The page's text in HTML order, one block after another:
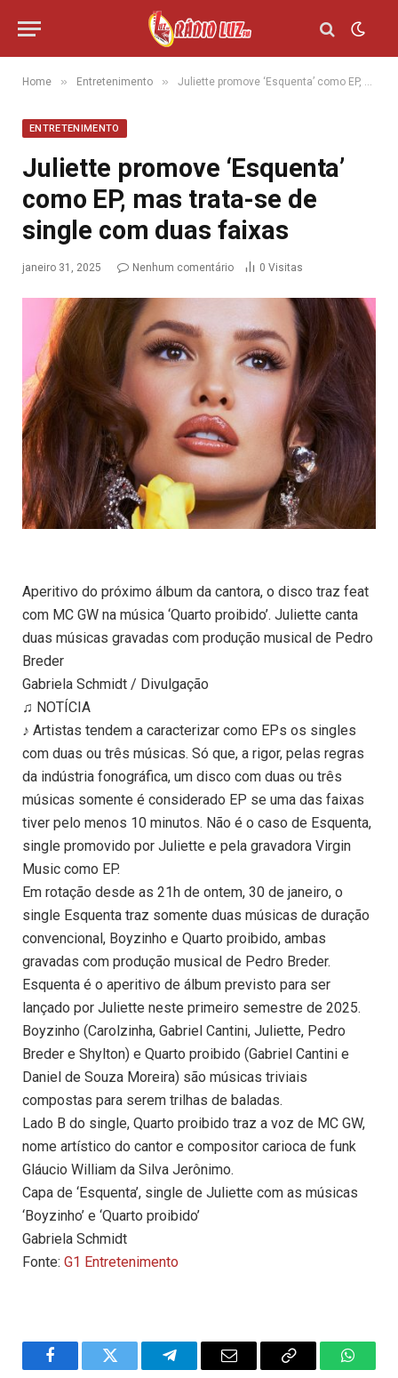
Home » Entretenimento » Juliette promove ‘Esquenta’ como EP, mas trata-se de single com duas faixas
ENTRETENIMENTO
Juliette promove ‘Esquenta’
como EP, mas trata-se de
single com duas faixas
janeiro 31, 2025 Nenhum comentário 0 Visitas
Aperitivo do próximo álbum da cantora, o disco traz feat
com MC GW na música ‘Quarto proibido’. Juliette canta
duas músicas gravadas com produção musical de Pedro
Breder
Gabriela Schmidt / Divulgação
♫ NOTÍCIA
♪ Artistas tendem a caracterizar como EPs os singles
com duas ou três músicas. Só que, a rigor, pelas regras
da indústria fonográfica, um disco com duas ou três
músicas somente é considerado EP se uma das faixas
tiver pelo menos 10 minutos. Não é o caso de Esquenta,
single promovido por Juliette e pela gravadora Virgin
Music como EP.
Em rotação desde as 21h de ontem, 30 de janeiro, o
single Esquenta traz somente duas músicas de duração
convencional, Boyzinho e Quarto proibido, ambas
gravadas com produção musical de Pedro Breder.
Esquenta é o aperitivo de álbum previsto para ser
lançado por Juliette neste primeiro semestre de 2025.
Boyzinho (Carolzinha, Gabriel Cantini, Juliette, Pedro
Breder e Shylton) e Quarto proibido (Gabriel Cantini e
Daniel de Souza Moreira) são músicas triviais
compostas para serem trilhas de baladas.
Lado B do single, Quarto proibido traz a voz de MC GW,
nome artístico do cantor e compositor carioca de funk
Gláucio William da Silva Jerônimo.
Capa de ‘Esquenta’, single de Juliette com as músicas
‘Boyzinho’ e ‘Quarto proibido’
Gabriela Schmidt
Fonte: G1 Entretenimento
FacebookTwitter TelegramEmail
Copy